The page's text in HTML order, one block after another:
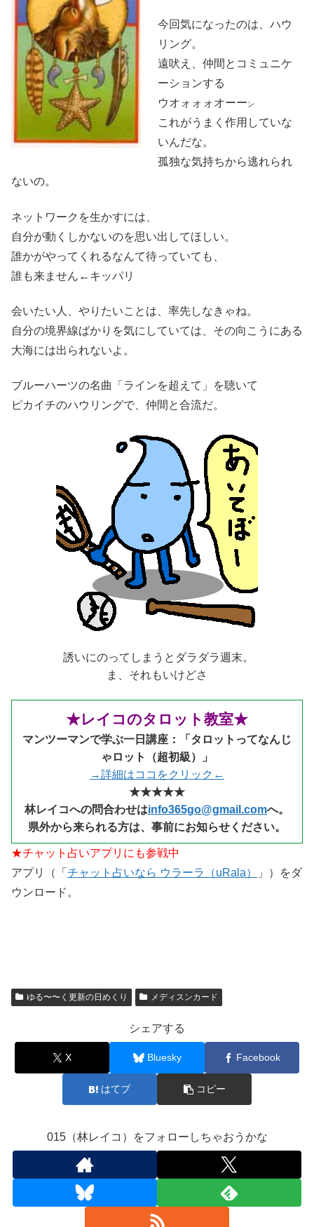
今回気になったのは、ハウ
リング。
遠吠え、仲間とコミュニケ
ーションする
ウオォォォオーーン
これがうまく作用していな
いんだな。
孤独な気持ちから逃れられ
ないの。
ネットワークを生かすには、
自分が動くしかないのを思い出してほしい。
誰かがやってくれるなんて待っていても、
誰も来ません←キッパリ
会いたい人、やりたいことは、率先しなきゃね。
自分の境界線ばかりを気にしていては、その向こうにある
大海には出られないよ。
ブルーハーツの名曲「ラインを超えて」を聴いて
ピカイチのハウリングで、仲間と合流だ。
誘いにのってしまうとダラダラ週末。
ま、それもいけどさ
★レイコのタロット教室★
マンツーマンで学ぶ一日講座：「タロットってなんじ
ゃロット（超初級）」
→詳細はココをクリック←
★★★★★
林レイコへの問合わせはinfo365go@gmail.comへ。
県外から来られる方は、事前にお知らせください。
★チャット占いアプリにも参戦中
アプリ（「 チャット占いなら ウラーラ（uRala）
」）をダ
ウンロード。
ゆる〜〜く更新の日めくり メディスンカード
シェアする
X Bluesky Facebook
はてブ コピー
015（林レイコ）をフォローしちゃおうかな